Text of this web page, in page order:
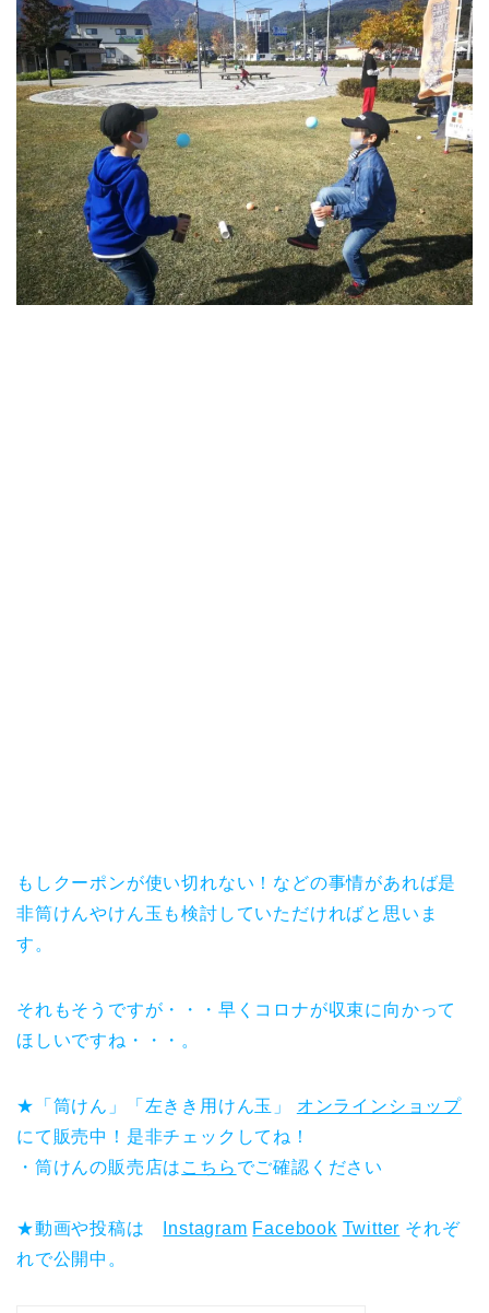
もしクーポンが使い切れない！などの事情があれば是
非筒けんやけん玉も検討していただければと思いま
す。
それもそうですが・・・早くコロナが収束に向かって
ほしいですね・・・。
★「筒けん」「左きき用けん玉」 オンラインショップ
にて販売中！是非チェックしてね！
・筒けんの販売店は こちら でご確認ください
★動画や投稿は Instagram Facebook Twitter それぞ
れで公開中。